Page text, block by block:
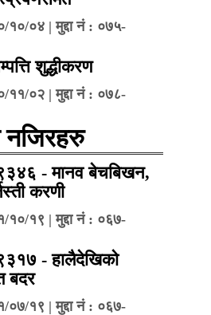
१०/०४ | मुद्दा नं : ०७५-
शुद्धीकरण
११/०२ | मुद्दा नं : ०७८-
नजिरहरु
- मानव बेचबिखन,
करणी
१०/१९ | मुद्दा नं : ०६७-
- हालैदेखिको
बदर
०७/१९ | मुद्दा नं : ०६७-